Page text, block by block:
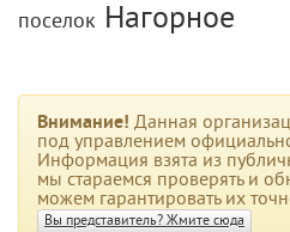
поселок Нагорное
Внимание! Данная
под управлением
Информация взята из
мы стараемся проверять и
можем гарантировать их
Вы представитель? Жмите сюда